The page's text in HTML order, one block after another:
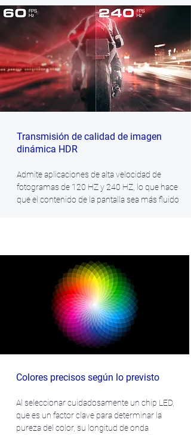
Transmisión de calidad de imagen
dinámica HDR
Admite aplicaciones de alta velocidad de
fotogramas de 120 HZ y 240 HZ, lo que hace
que el contenido de la pantalla sea más fluido
Colores precisos según lo previsto
Al seleccionar cuidadosamente un chip LED,
que es un factor clave para determinar la
pureza del color, su longitud de onda